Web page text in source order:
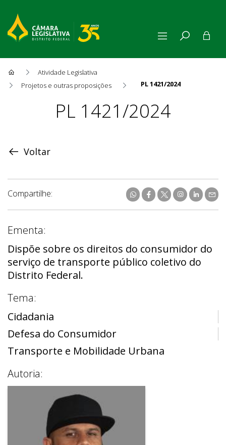
Atividade Legislativa
Projetos e outras proposições
PL 1421/2024
ProposiçãoPL 1421/2024
Voltar
Compartilhe:
Ementa:
Dispõe sobre os direitos do consumidor do
serviço de transporte público coletivo do
Distrito Federal.
Tema:
Cidadania
Defesa do Consumidor
Transporte e Mobilidade Urbana
Autoria: